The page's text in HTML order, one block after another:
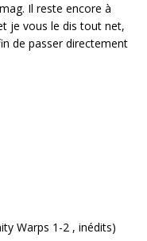
Il reste encore à
je vous le dis tout net,
de passer directement
Warps 1-2 , inédits)